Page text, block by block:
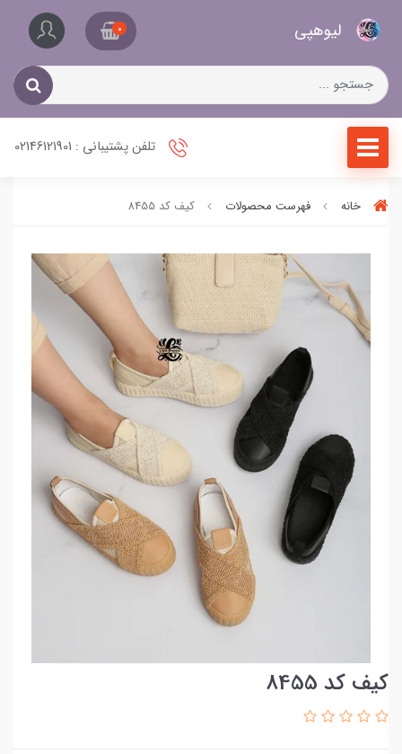
لیو‌هپی 0
تلفن پشتیبانی : 02146121901
خانه فهرست محصولات کیف کد 8455
کیف کد 8455